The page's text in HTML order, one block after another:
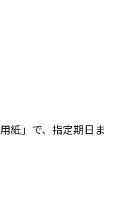
紙」で、指定期日ま